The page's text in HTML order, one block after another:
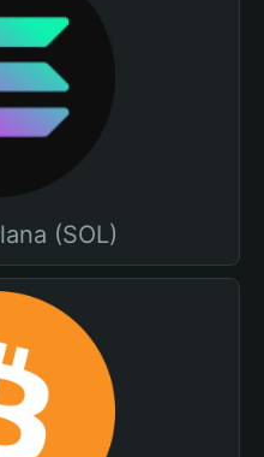
(SOL)